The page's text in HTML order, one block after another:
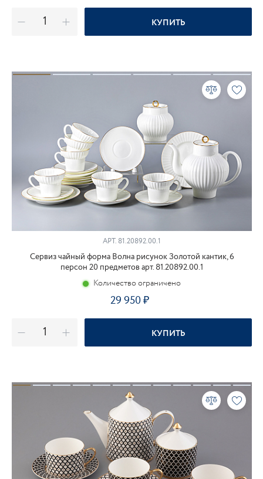
КУПИТЬ
АРТ. 81.20892.00.1
Сервиз чайный форма Волна рисунок Золотой кантик, 6
персон 20 предметов арт. 81.20892.00.1
Количество ограничено
29 950
КУПИТЬ